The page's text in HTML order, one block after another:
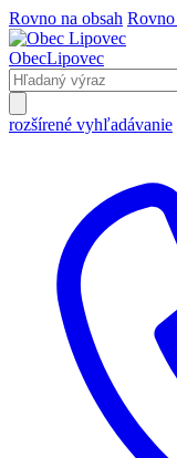
Rovno na obsah Rovno
ObecLipovec
rozšírené vyhľadávanie